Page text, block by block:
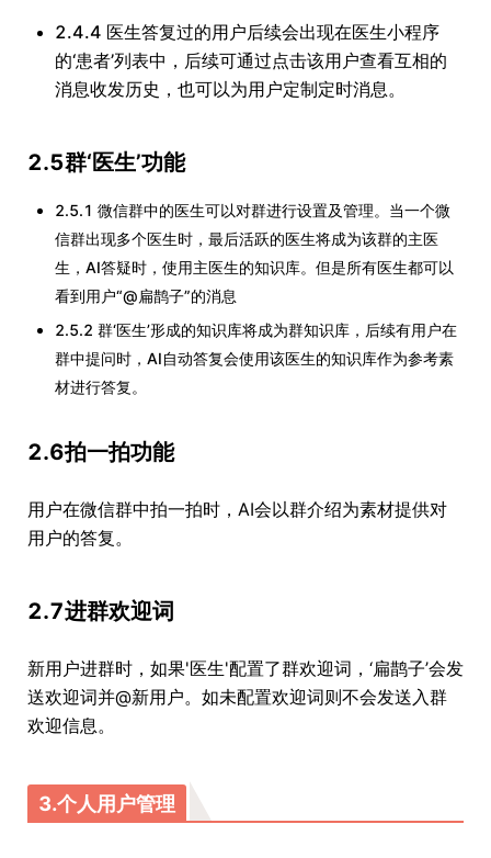
2.4.4 医生答复过的用户后续会出现在医生小程序
的‘患者’列表中，后续可通过点击该用户查看互相的
消息收发历史，也可以为用户定制定时消息。
2.5群‘医生’功能
2.5.1 微信群中的医生可以对群进行设置及管理。当一个微
信群出现多个医生时，最后活跃的医生将成为该群的主医
生，AI答疑时，使用主医生的知识库。但是所有医生都可以
看到用户“@扁鹊子”的消息
2.5.2 群‘医生’形成的知识库将成为群知识库，后续有用户在
群中提问时，AI自动答复会使用该医生的知识库作为参考素
材进行答复。
2.6拍一拍功能
用户在微信群中拍一拍时，AI会以群介绍为素材提供对
用户的答复。
2.7进群欢迎词
新用户进群时，如果'医生'配置了群欢迎词，‘扁鹊子’会发
送欢迎词并@新用户。如未配置欢迎词则不会发送入群
欢迎信息。
3.个人用户管理